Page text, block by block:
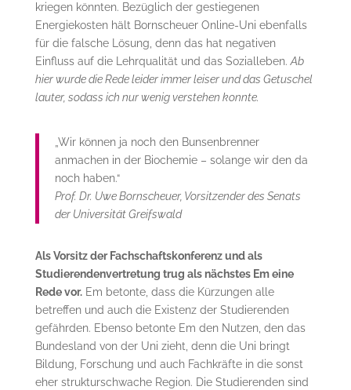
kriegen könnten. Bezüglich der gestiegenen
Energiekosten hält Bornscheuer Online-Uni ebenfalls
für die falsche Lösung, denn das hat negativen
Einfluss auf die Lehrqualität und das Sozialleben.Ab
hier wurde die Rede leider immer leiser und das Getuschel
lauter, sodass ich nur wenig verstehen konnte.
„Wir können ja noch den Bunsenbrenner
anmachen in der Biochemie – solange wir den da
noch haben.“
Prof. Dr. Uwe Bornscheuer, Vorsitzender des Senats
der Universität Greifswald
Als Vorsitz der Fachschaftskonferenz und als
Studierendenvertretung trug als nächstes Em eine
Rede vor.Em betonte, dass die Kürzungen alle
betreffen und auch die Existenz der Studierenden
gefährden. Ebenso betonte Em den Nutzen, den das
Bundesland von der Uni zieht, denn die Uni bringt
Bildung, Forschung und auch Fachkräfte in die sonst
eher strukturschwache Region. Die Studierenden sind